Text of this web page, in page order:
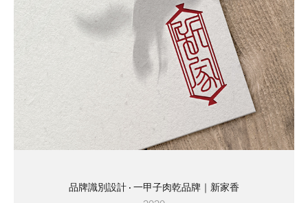
品牌識別設計 · 一甲子肉乾品牌｜新家香